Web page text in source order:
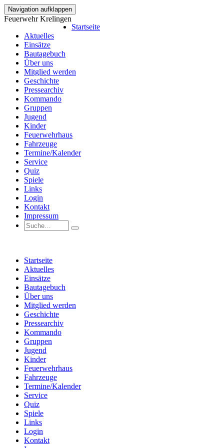
Navigation aufklappen
Feuerwehr Krelingen
Startseite
Aktuelles
Einsätze
Bautagebuch
Über uns
Mitglied werden
Geschichte
Pressearchiv
Kommando
Gruppen
Jugend
Kinder
Feuerwehrhaus
Fahrzeuge
Termine/Kalender
Service
Quiz
Spiele
Links
Login
Kontakt
Impressum
Startseite
Aktuelles
Einsätze
Bautagebuch
Über uns
Mitglied werden
Geschichte
Pressearchiv
Kommando
Gruppen
Jugend
Kinder
Feuerwehrhaus
Fahrzeuge
Termine/Kalender
Service
Quiz
Spiele
Links
Login
Kontakt